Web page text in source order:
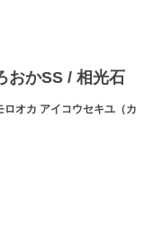
おかSS / 相光石
オカ アイコウセキユ（カ